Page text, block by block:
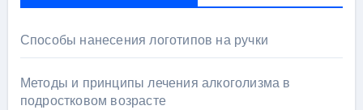
Способы нанесения логотипов на ручки
Методы и принципы лечения алкоголизма в
подростковом возрасте